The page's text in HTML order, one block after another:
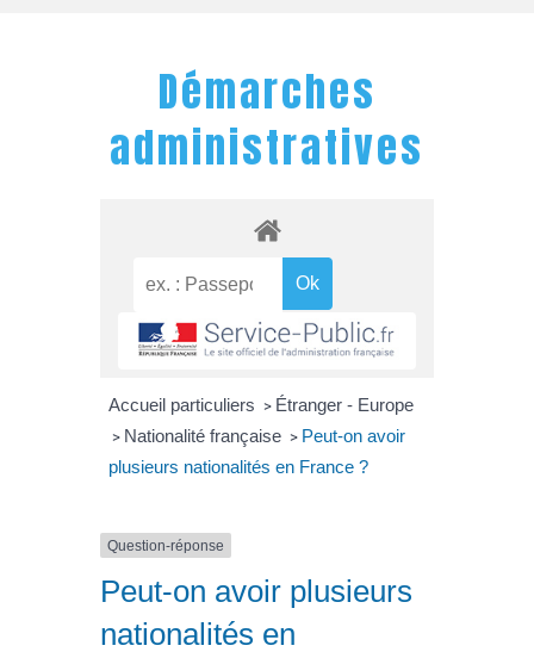
Démarches
administratives
Accueil particuliers > Étranger - Europe
> Nationalité française > Peut-on avoir
plusieurs nationalités en France ?
Question-réponse
Peut-on avoir plusieurs
nationalités en